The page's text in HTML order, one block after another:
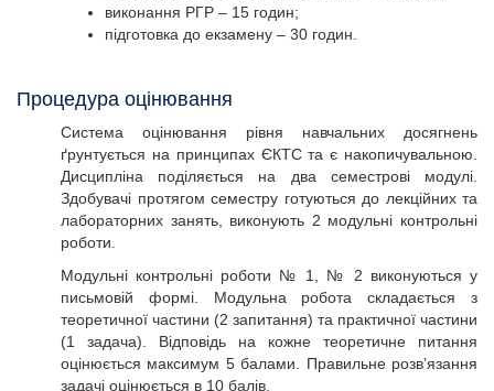
виконання РГР – 15 годин;
підготовка до екзамену – 30 годин.
Процедура оцінювання
Система оцінювання рівня навчальних досягнень
ґрунтується на принципах ЄКТС та є накопичувальною.
Дисципліна поділяється на два семестрові модулі.
Здобувачі протягом семестру готуються до лекційних та
лабораторних занять, виконують 2 модульні контрольні
роботи.
Модульні контрольні роботи № 1, № 2 виконуються у
письмовій формі. Модульна робота складається з
теоретичної частини (2 запитання) та практичної частини
(1 задача). Відповідь на кожне теоретичне питання
оцінюється максимум 5 балами. Правильне розв’язання
задачі оцінюється в 10 балів.